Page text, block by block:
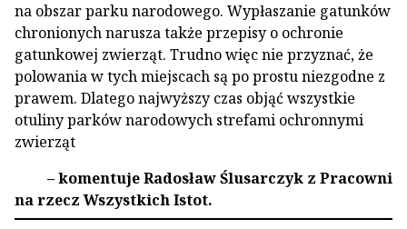
na obszar parku narodowego. Wypłaszanie gatunków
chronionych narusza także przepisy o ochronie
gatunkowej zwierząt. Trudno więc nie przyznać, że
polowania w tych miejscach są po prostu niezgodne z
prawem. Dlatego najwyższy czas objąć wszystkie
otuliny parków narodowych strefami ochronnymi
zwierząt
– komentuje Radosław Ślusarczyk z Pracowni
na rzecz Wszystkich Istot.